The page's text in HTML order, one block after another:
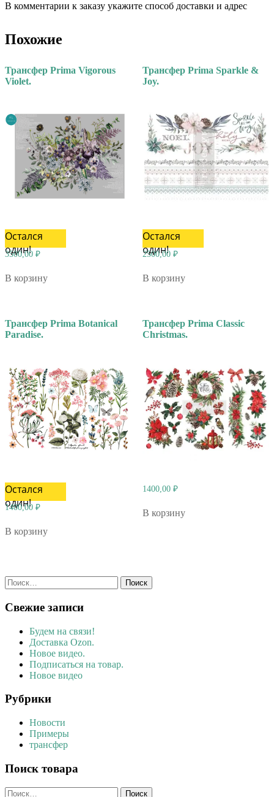
В комментарии к заказу укажите способ доставки и адрес
Похожие
Трансфер Prima Vigorous
Violet.
Остался
один!
3500,00 ₽
В корзину
Трансфер Prima Sparkle &
Joy.
Остался
один!
2500,00 ₽
В корзину
Трансфер Prima Botanical
Paradise.
Остался
один!
1400,00 ₽
В корзину
Трансфер Prima Classic
Christmas.
1400,00 ₽
В корзину
Найти:
Свежие записи
Будем на связи!
Доставка Ozon.
Новое видео.
Подписаться на товар.
Новое видео
Рубрики
Новости
Примеры
трансфер
Поиск товара
Найти: